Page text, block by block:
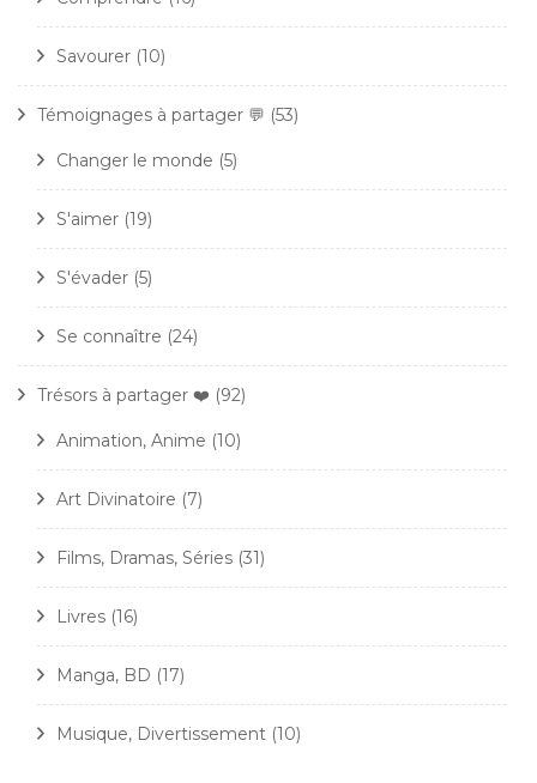
Savourer (10)
Témoignages à partager 💬 (53)
Changer le monde (5)
S'aimer (19)
S'évader (5)
Se connaître (24)
Trésors à partager ❤️ (92)
Animation, Anime (10)
Art Divinatoire (7)
Films, Dramas, Séries (31)
Livres (16)
Manga, BD (17)
Musique, Divertissement (10)